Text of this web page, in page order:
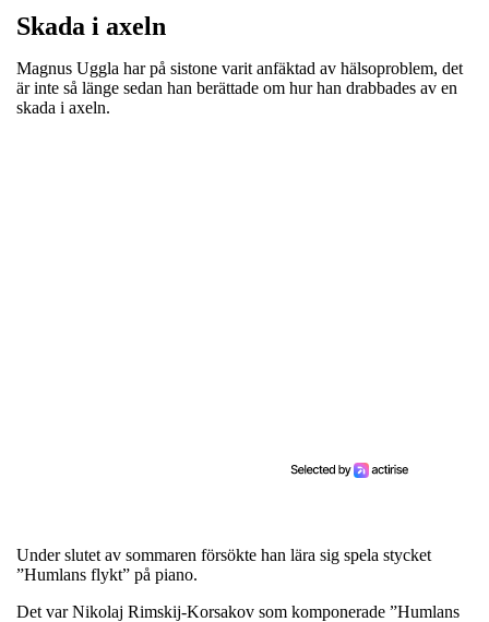
Skada i axeln
Magnus Uggla har på sistone varit anfäktad av hälsoproblem, det
är inte så länge sedan han berättade om hur han drabbades av en
skada i axeln.
Under slutet av sommaren försökte han lära sig spela stycket
”Humlans flykt” på piano.
Det var Nikolaj Rimskij-Korsakov som komponerade ”Humlans